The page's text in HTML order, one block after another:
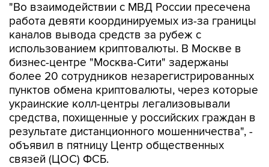
"Во взаимодействии с МВД России пресечена
работа девяти координируемых из-за границы
каналов вывода средств за рубеж с
использованием криптовалюты. В Москве в
бизнес-центре "Москва-Сити" задержаны
более 20 сотрудников незарегистрированных
пунктов обмена криптовалюты, через которые
украинские колл-центры легализовывали
средства, похищенные у российских граждан в
результате дистанционного мошенничества", -
объявил в пятницу Центр общественных
связей (ЦОС) ФСБ.